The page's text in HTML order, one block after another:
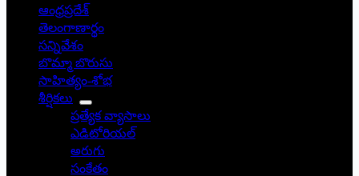
ఆంధ్రప్రదేశ్
తెలంగాణార్థం
సన్నివేశం
బొమ్మా బొరుసు
సాహిత్యం-శోభ
శీర్షికలు
ప్రత్యేక వ్యాసాలు
ఎడిటోరియల్
అరుగు
సంకేతం